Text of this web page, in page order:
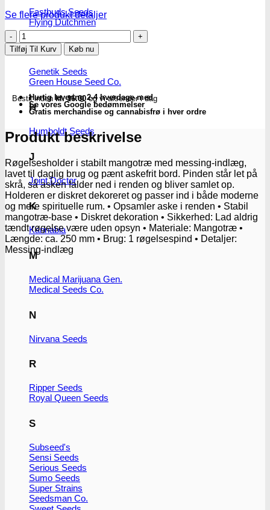
Fastbuds Seeds
Flying Dutchmen
G
Genetik Seeds
Green House Seed Co.
H
Humboldt Seeds
J
Joint Doctor
K
Kannabia
M
Medical Marijuana Gen.
Medical Seeds Co.
N
Nirvana Seeds
R
Ripper Seeds
Royal Queen Seeds
S
Subseed's
Sensi Seeds
Serious Seeds
Sumo Seeds
Super Strains
Seedsman Co.
Se flere produkt detaljer
Røgelsesholder
i
træ
med
messing-
indlæg
-
Subseed.dk
Tilføj Til Kurv Køb nu
Bestil indenkl. 16.00og vi afsender i dag
Hurtig levering 2-4 hverdage med
Se vores Google bedømmelser
Gratis merchandise og cannabisfrø i hver ordre
Produkt beskrivelse
Røgelsesholder i stabilt mangotræ med messing-indlæg,
lavet til daglig brug og pænt askefrit bord. Pinden står let på
skrå, så asken falder ned i renden og bliver samlet op.
Holderen er diskret dekoreret og passer ind i både moderne
og mere spirituelle rum. • Opsamler aske i renden • Stabil
mangotræ-base • Diskret dekoration • Sikkerhed: Lad aldrig
tændt røgelse være uden opsyn • Materiale: Mangotræ •
Længde: ca. 250 mm • Brug: 1 røgelsespind • Detaljer:
Messing-indlæg